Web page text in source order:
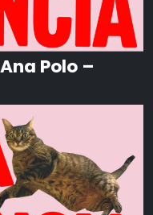
Polo –